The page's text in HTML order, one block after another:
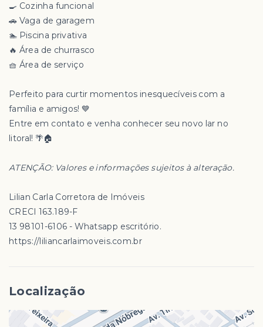
🍳 Cozinha funcional
🚗 Vaga de garagem
🏊 Piscina privativa
🔥 Área de churrasco
🧺 Área de serviço
Perfeito para curtir momentos inesquecíveis com a
família e amigos! 💙
Entre em contato e venha conhecer seu novo lar no
litoral! 🌴🏠
ATENÇÃO: Valores e informações sujeitos à alteração.
Lilian Carla Corretora de Imóveis
CRECI 163.189-F
13 98101-6106 - Whatsapp escritório.
https://liliancarlaimoveis.com.br
Localização